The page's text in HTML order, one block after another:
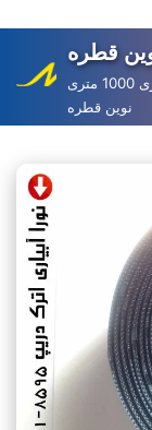
to
content
قطره
نوار آبیاری 1000 متری
نوین قطره